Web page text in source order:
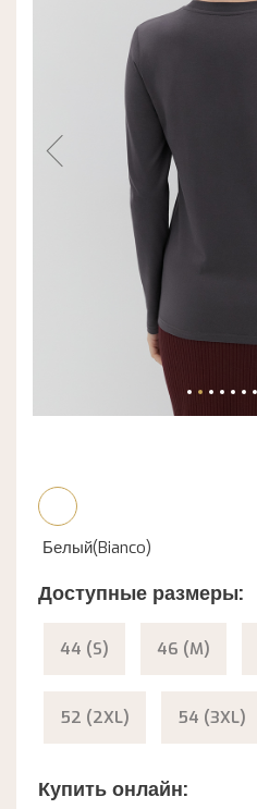
Белый(Bianco)
Доступные размеры:
44 (S) 46 (M)
52 (2XL) 54 (3XL)
Купить онлайн: